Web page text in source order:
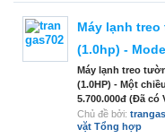
Máy lạnh treo
(1.0hp) -
Máy lạnh treo
(1.0HP) - Một
5.700.000đ (Đã có
Chủ đề bởi:
vặt Tổng hợp